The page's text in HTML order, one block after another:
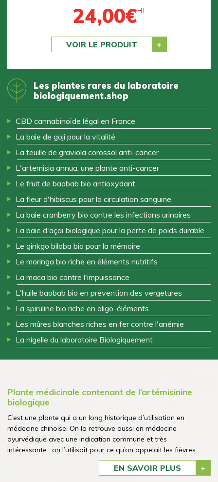
Plante médicinale contenant de l’artémisinine
biologique
C’est une plante qui a un long historique d’utilisation en
médecine chinoise. On la retrouve aussi en médecine
ayurvédique avec une indication commune et très
intéressante : on l’utilisait pour ce qu’on appelait les fièvres...
EN SAVOIR PLUS
24,00€HT
VOIR LE PRODUIT
Les plantes rares du laboratoire
biologiquement.shop
CBD cannabinoïde légal en France
La baie de goji pour la vitalité
La feuille de graviola corossol anti-cancer
L'artemisia annua, une plante anti-cancer
Le fruit de baobab bio antioxydant
La fleur d'hibiscus pour la circulation sanguine
La baie cranberry bio contre les infections urinaires
La baie d'açaï biologique pour la perte de poids durable
Le ginkgo biloba bio pour la mémoire
Le moringa bio riche en éléments nutritifs
La maca bio contre l'impuissance
L'huile baobab bio en prévention des vergetures
La spiruline bio riche en oligo-éléments
Les mûres blanches riches en fer contre l'anémie
La nigelle du laboratoire Biologiquement